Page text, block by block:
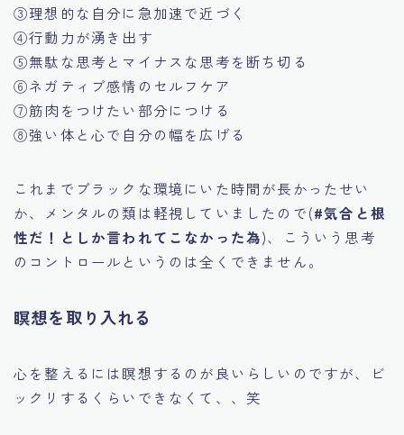
③理想的な自分に急加速で近づく
④行動力が湧き出す
⑤無駄な思考とマイナスな思考を断ち切る
⑥ネガティブ感情のセルフケア
⑦筋肉をつけたい部分につける
⑧強い体と心で自分の幅を広げる
これまでブラックな環境にいた時間が長かったせい
か、メンタルの類は軽視していましたので(#気合と根
性だ！としか言われてこなかった為)、こういう思考
のコントロールというのは全くできません。
瞑想を取り入れる
心を整えるには瞑想するのが良いらしいのですが、ビ
ックリするくらいできなくて、、笑